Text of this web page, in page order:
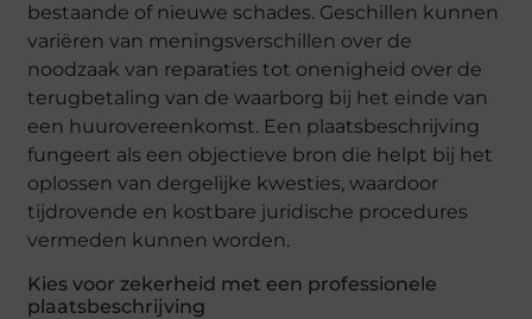
bestaande of nieuwe schades. Geschillen kunnen
variëren van meningsverschillen over de
noodzaak van reparaties tot onenigheid over de
terugbetaling van de waarborg bij het einde van
een huurovereenkomst. Een plaatsbeschrijving
fungeert als een objectieve bron die helpt bij het
oplossen van dergelijke kwesties, waardoor
tijdrovende en kostbare juridische procedures
vermeden kunnen worden.
Kies voor zekerheid met een professionele
plaatsbeschrijving